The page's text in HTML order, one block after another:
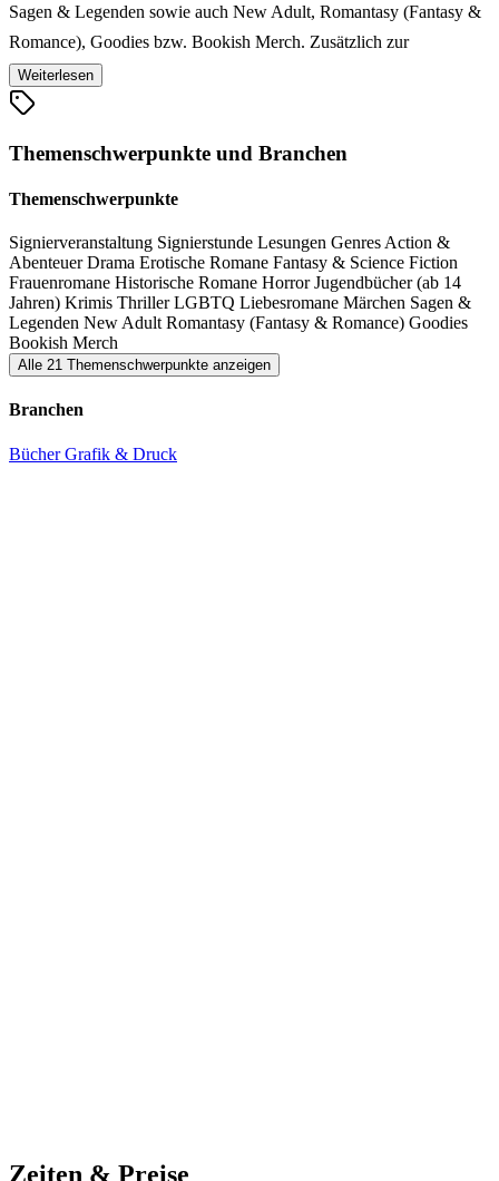
Sagen & Legenden sowie auch New Adult, Romantasy (Fantasy &
Romance), Goodies bzw. Bookish Merch. Zusätzlich zur
Ausstellung werden verschiedene Lesungen in separaten
Lesungsräumen angeboten. Die BuchPassion Bremen verbindet die
Autorenauftritts in einer Buchhandlung zu einem einmaligen Event.
Weiterlesen
Themenschwerpunkte und Branchen
Themenschwerpunkte
Signierveranstaltung Signierstunde Lesungen Genres Action &
AbenteuerDrama Erotische Romane Fantasy & Science Fiction
Frauenromane Historische Romane HorrorJugendbücher (ab 14
Jahren) Krimis ThrillerLGBTQ Liebesromane Märchen Sagen &
Legenden New Adult Romantasy (Fantasy & Romance) Goodies
Bookish Merch
Alle 21 Themenschwerpunkte anzeigen
Branchen
BücherGrafik & Druck
Zeiten & Preise